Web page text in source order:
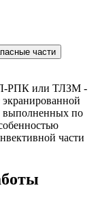
части
РПК или ТЛЗМ -
выполненных по
части